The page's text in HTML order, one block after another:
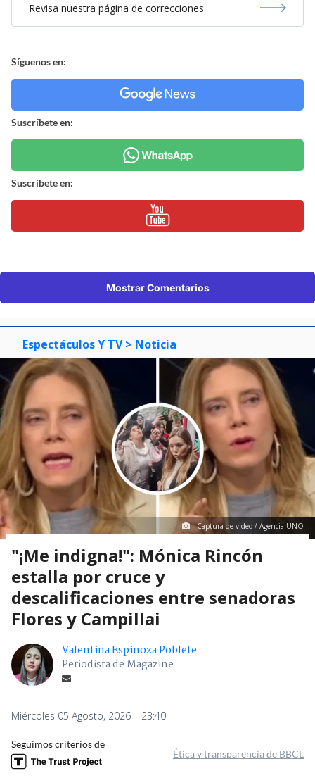
Revisa nuestra página de correcciones
Síguenos en:
Suscríbete en:
Suscríbete en:
Mostrar Comentarios
Espectáculos Y TV > Noticia
Captura de video / Agencia UNO
"¡Me indigna!": Mónica Rincón
estalla por cruce y
descalificaciones entre senadoras
Flores y Campillai
Valentina Espinoza Poblete
Periodista de Magazine
Miércoles 05 Agosto, 2026 | 23:40
Seguimos criterios de
Ética y transparencia de BBCL